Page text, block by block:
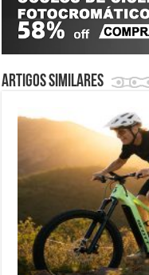
Artigos similares